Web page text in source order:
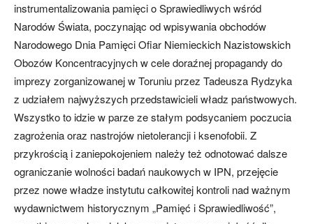
instrumentalizowania pamięci o Sprawiedliwych wśród
Narodów Świata, poczynając od wpisywania obchodów
Narodowego Dnia Pamięci Ofiar Niemieckich Nazistowskich
Obozów Koncentracyjnych w cele doraźnej propagandy do
imprezy zorganizowanej w Toruniu przez Tadeusza Rydzyka
z udziałem najwyższych przedstawicieli władz państwowych.
Wszystko to idzie w parze ze stałym podsycaniem poczucia
zagrożenia oraz nastrojów nietolerancji i ksenofobii. Z
przykrością i zaniepokojeniem należy też odnotować dalsze
ograniczanie wolności badań naukowych w IPN, przejęcie
przez nowe władze instytutu całkowitej kontroli nad ważnym
wydawnictwem historycznym „Pamięć i Sprawiedliwość”,